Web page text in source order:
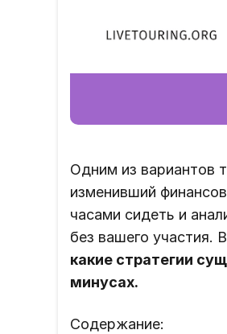
Одним из вариантов
изменивший
часами сидеть и
без вашего участия.
какие стратегии
минусах.
Содержание: